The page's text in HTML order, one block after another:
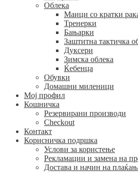
Облека
Маици со кратки
Тренерки
Бањарки
Заштитна тактичка
Дуксери
Зимска облека
Ќебенца
Обувки
Домашни миленици
Мој профил
Кошничка
Резервирани производи
Checkout
Контакт
Корисничка подршка
Услови за користење
Рекламации и замена на
Достава и начин на